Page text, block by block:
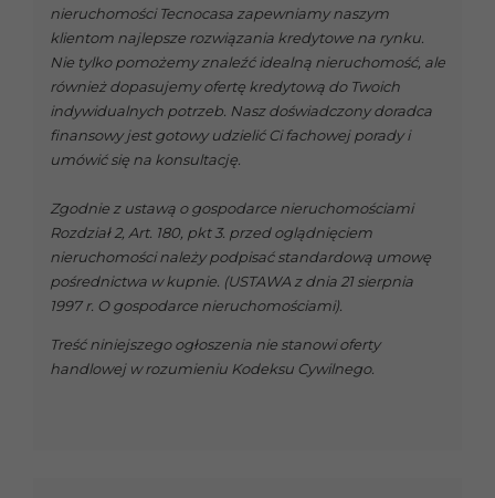
nieruchomości Tecnocasa zapewniamy naszym
klientom najlepsze rozwiązania kredytowe na rynku.
Nie tylko pomożemy znaleźć idealną nieruchomość, ale
również dopasujemy ofertę kredytową do Twoich
indywidualnych potrzeb. Nasz doświadczony doradca
finansowy jest gotowy udzielić Ci fachowej porady i
umówić się na konsultację.
Zgodnie z ustawą o gospodarce nieruchomościami
Rozdział 2, Art. 180, pkt 3. przed oglądnięciem
nieruchomości należy podpisać standardową umowę
pośrednictwa w kupnie. (USTAWA z dnia 21 sierpnia
1997 r. O gospodarce nieruchomościami).
Treść niniejszego ogłoszenia nie stanowi oferty
handlowej w rozumieniu Kodeksu Cywilnego.